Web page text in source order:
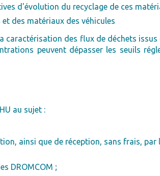
d'évolution du recyclage de ces
des matériaux des véhicules
des flux de déchets issus
peuvent dépasser les seuils
au sujet :
ainsi que de réception, sans frais, par
DROMCOM ;